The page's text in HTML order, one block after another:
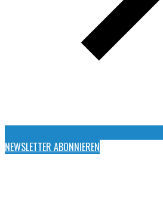
NEWSLETTER ABONNIEREN